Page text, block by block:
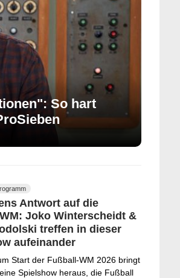
So hart
Antwort auf die
Joko Winterscheidt &
treffen in dieser
aufeinander
Start der Fußball-WM 2026 bringt
Spielshow heraus, die Fußball